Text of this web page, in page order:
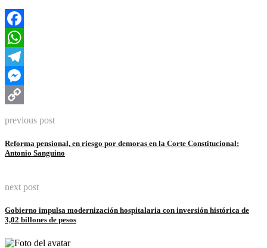
Facebook
WhatsApp
Telegram
Messenger
previous post
Reforma pensional, en riesgo por demoras en la Corte Constitucional:
Antonio Sanguino
next post
Gobierno impulsa modernización hospitalaria con inversión histórica de
3,02 billones de pesos